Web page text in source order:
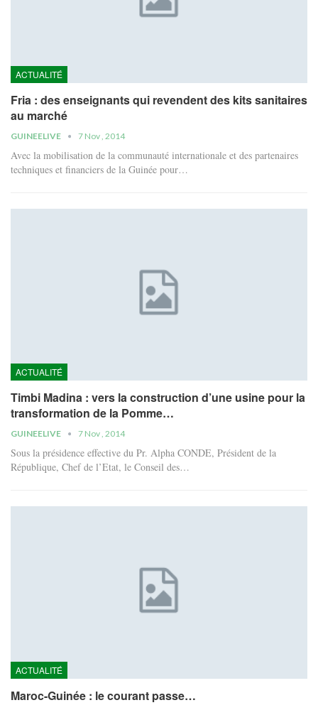
ACTUALITÉ
Fria : des enseignants qui revendent des kits sanitaires
au marché
GUINEELIVE 7 Nov , 2014
Avec la mobilisation de la communauté internationale et des partenaires
techniques et financiers de la Guinée pour…
ACTUALITÉ
Timbi Madina : vers la construction d’une usine pour la
transformation de la Pomme…
GUINEELIVE 7 Nov , 2014
Sous la présidence effective du Pr. Alpha CONDE, Président de la
République, Chef de l’Etat, le Conseil des…
ACTUALITÉ
Maroc-Guinée : le courant passe…